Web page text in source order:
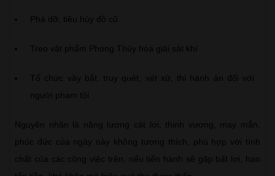
Phá dỡ, tiêu hủy đồ cũ
Treo vật phẩm Phong Thủy hóa giải sát khí
Tổ chức vây bắt, truy quét, xét xử, thi hành án đối với
người phạm tội
Nguyên nhân là năng lượng cát lợi, thịnh vượng, may mắn,
phúc đức của ngày này không tương thích, phù hợp với tính
chất của các công việc trên, nếu tiến hành sẽ gặp bất lợi, hao